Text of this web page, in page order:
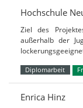
Hochschule
Ziel des
außerhalb der
Diplomarbeit
Enrica Hinz